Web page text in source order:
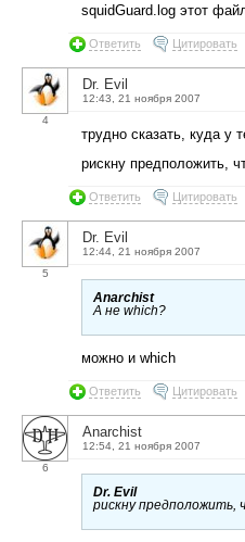
squidGuard.log этот
Ответить Цитировать
4
Dr. Evil
12:43, 21 ноября 2007
трудно сказать, куда у
рискну предположить,
Ответить Цитировать
5
Dr. Evil
12:44, 21 ноября 2007
Anarchist
А не which?
можно и which
Ответить Цитировать
6
Anarchist
12:54, 21 ноября 2007
Dr. Evil
рискну предположить,